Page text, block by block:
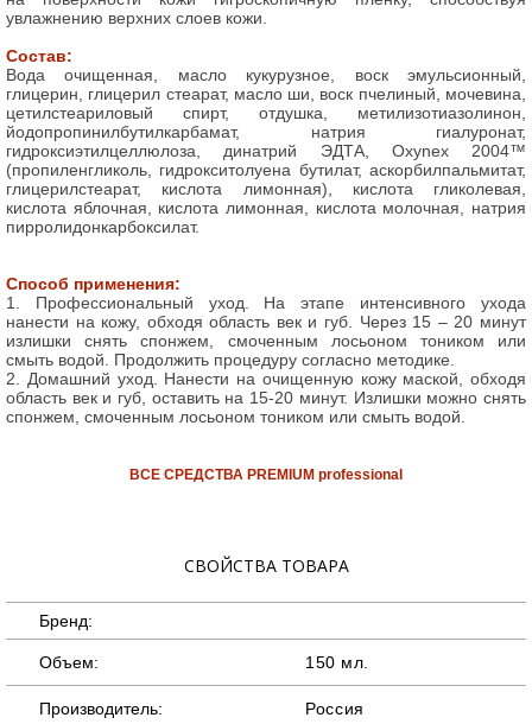
увлажнению верхних слоев кожи.
Состав:
Вода очищенная, масло кукурузное, воск эмульсионный,
глицерин, глицерил стеарат, масло ши, воск пчелиный, мочевина,
цетилстеариловый спирт, отдушка, метилизотиазолинон,
йодопропинилбутилкарбамат, натрия гиалуронат,
гидроксиэтилцеллюлоза, динатрий ЭДТА, Oxynex 2004™
(пропиленгликоль, гидрокситолуена бутилат, аскорбилпальмитат,
глицерилстеарат, кислота лимонная), кислота гликолевая,
кислота яблочная, кислота лимонная, кислота молочная, натрия
пирролидонкарбоксилат.
Способ применения:
1. Профессиональный уход. На этапе интенсивного ухода
нанести на кожу, обходя область век и губ. Через 15 – 20 минут
излишки снять спонжем, смоченным лосьоном тоником или
смыть водой. Продолжить процедуру согласно методике.
2. Домашний уход. Нанести на очищенную кожу маской, обходя
область век и губ, оставить на 15-20 минут. Излишки можно снять
спонжем, смоченным лосьоном тоником или смыть водой.
ВСЕ СРЕДСТВА PREMIUM professional
СВОЙСТВА ТОВАРА
Бренд:
Объем: 150 мл.
Производитель: Россия